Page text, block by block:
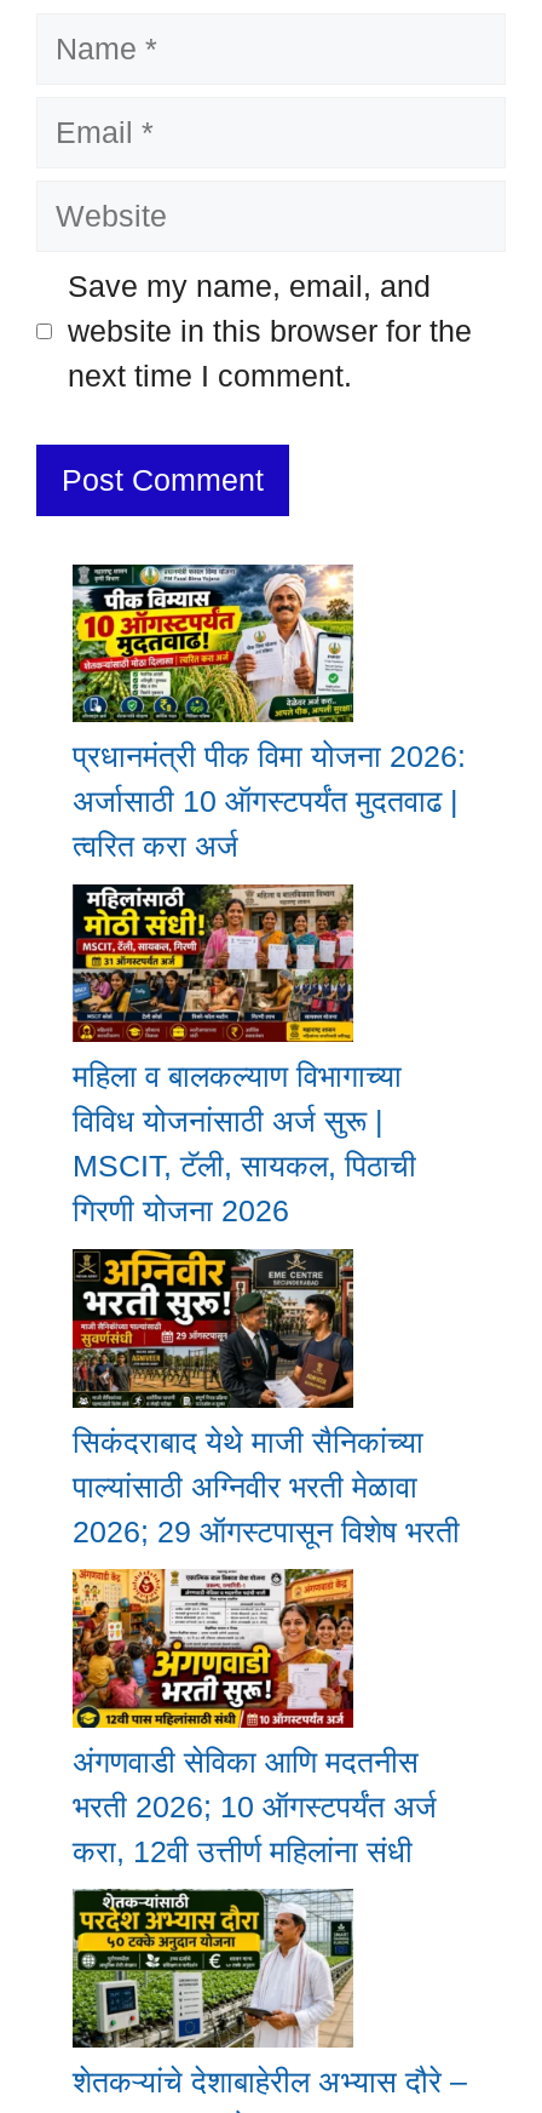
Name
Email
Website
Save my name, email, and
website in this browser for the
next time I comment.
प्रधानमंत्री पीक विमा योजना 2026:
अर्जासाठी 10 ऑगस्टपर्यंत मुदतवाढ |
त्वरित करा अर्ज
महिला व बालकल्याण विभागाच्या
विविध योजनांसाठी अर्ज सुरू |
MSCIT, टॅली, सायकल, पिठाची
गिरणी योजना 2026
सिकंदराबाद येथे माजी सैनिकांच्या
पाल्यांसाठी अग्निवीर भरती मेळावा
2026; 29 ऑगस्टपासून विशेष भरती
अंगणवाडी सेविका आणि मदतनीस
भरती 2026; 10 ऑगस्टपर्यंत अर्ज
करा, 12वी उत्तीर्ण महिलांना संधी
शेतकऱ्यांचे देशाबाहेरील अभ्यास दौरे –